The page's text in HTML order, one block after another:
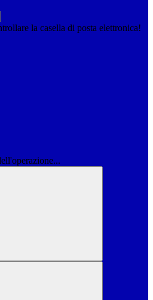
la casella di posta elettronica!